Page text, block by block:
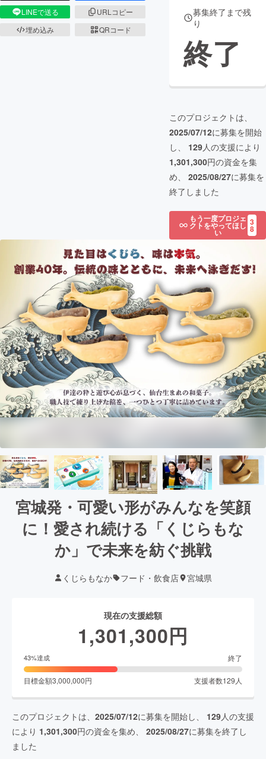
LINEで送る
URLコピー
埋め込み
QRコード
募集終了まで残
り
終了
このプロジェクトは、
2025/07/12に募集を開始
し、 129人の支援により
1,301,300円の資金を集
め、 2025/08/27に募集を
終了しました
もう一度プロジェ
クトをやってほし
い
3
8
宮城発・可愛い形がみんなを笑顔
に！愛され続ける「くじらもな
か」で未来を紡ぐ挑戦
くじらもなか フード・飲食店 宮城県
現在の支援総額
1,301,300円
43%達成 終了
目標金額3,000,000円 支援者数129 人
このプロジェクトは、 2025/07/12に募集を開始し、 129人の支援
により 1,301,300円の資金を集め、 2025/08/27に募集を終了し
ました